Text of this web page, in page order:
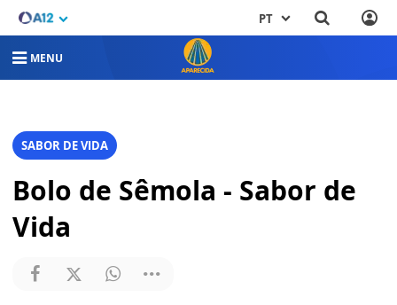
PT
MENU
SABOR DE VIDA
Bolo de Sêmola - Sabor de
Vida